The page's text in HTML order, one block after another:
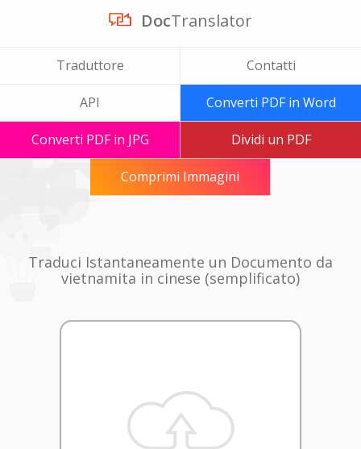
DocTranslator
Traduttore Contatti
API Converti PDF in Word
Converti PDF in JPG Dividi un PDF
Comprimi Immagini
Traduci Istantaneamente un Documento da
vietnamita in cinese (semplificato)